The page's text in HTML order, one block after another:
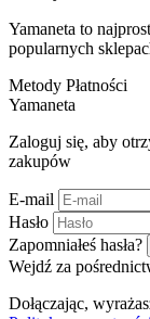
Yamaneta to
popularnych
Metody Płatności
Yamaneta
Zaloguj się, aby
zakupów
E-mail
Hasło
Zapomniałeś hasła?
Wejdź za
Dołączając,